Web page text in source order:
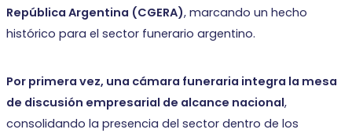
República Argentina (CGERA), marcando un hecho
histórico para el sector funerario argentino.
Por primera vez, una cámara funeraria integra la mesa
de discusión empresarial de alcance nacional,
consolidando la presencia del sector dentro de los